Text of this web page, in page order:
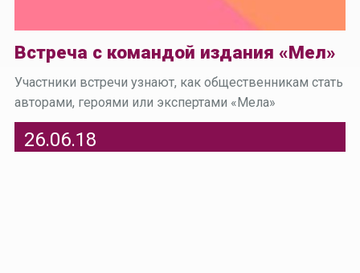
Встреча с командой издания «Мел»
Участники встречи узнают, как общественникам стать
авторами, героями или экспертами «Мела»
26.06.18